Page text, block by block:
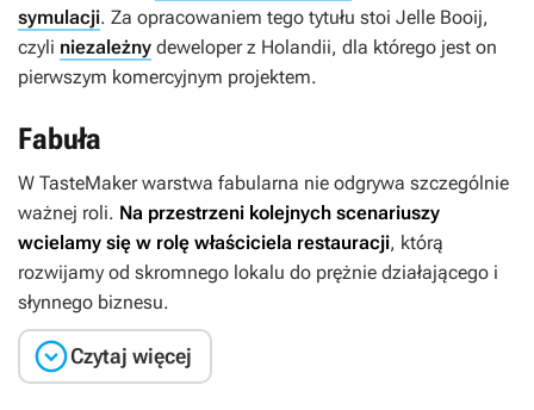
symulacji. Za opracowaniem tego tytułu stoi Jelle Booij,
czyli niezależny deweloper z Holandii, dla którego jest on
pierwszym komercyjnym projektem.
Fabuła
W TasteMakerwarstwa fabularna nie odgrywa szczególnie
ważnej roli. Na przestrzeni kolejnych scenariuszy
wcielamy się w rolę właściciela restauracji, którą
rozwijamy od skromnego lokalu do prężnie działającego i
słynnego biznesu.
Czytaj więcej